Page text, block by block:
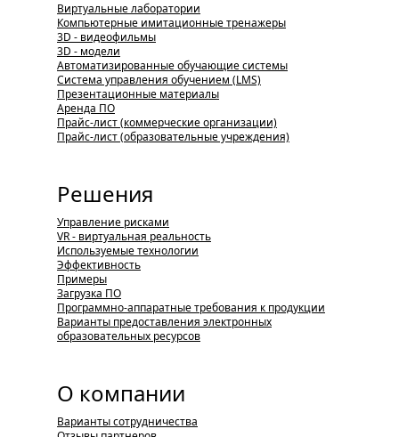
Виртуальные лаборатории
Компьютерные имитационные тренажеры
3D - видеофильмы
3D - модели
Автоматизированные обучающие системы
Система управления обучением (LMS)
Презентационные материалы
Аренда ПО
Прайс-лист (коммерческие организации)
Прайс-лист (образовательные учреждения)
Решения
Управление рисками
VR - виртуальная реальность
Используемые технологии
Эффективность
Примеры
Загрузка ПО
Программно-аппаратные требования к продукции
Варианты предоставления электронных
образовательных ресурсов
О компании
Варианты сотрудничества